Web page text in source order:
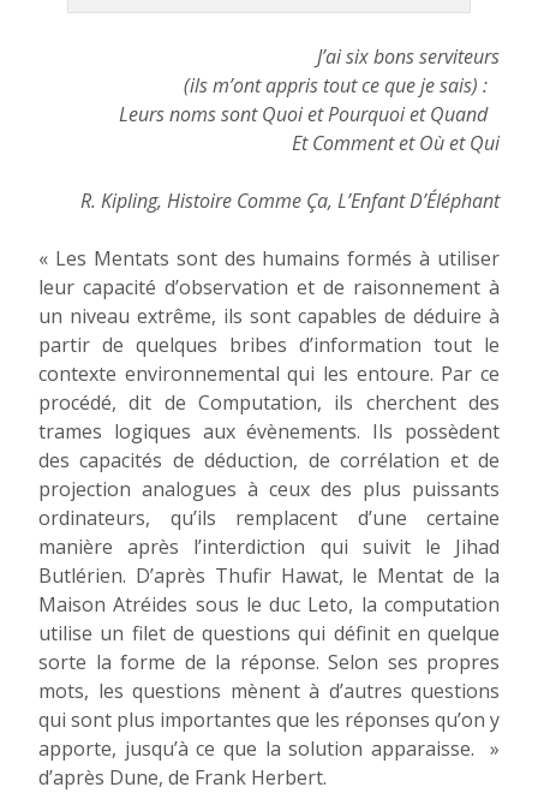
J’ai six bons serviteurs
(ils m’ont appris tout ce que je sais) :
Leurs noms sont Quoi et Pourquoi et Quand
Et Comment et Où et Qui
R. Kipling, Histoire Comme Ça, L’Enfant D’Éléphant
« Les Mentats sont des humains formés à utiliser
leur capacité d’observation et de raisonnement à
un niveau extrême, ils sont capables de déduire à
partir de quelques bribes d’information tout le
contexte environnemental qui les entoure. Par ce
procédé, dit de Computation, ils cherchent des
trames logiques aux évènements. Ils possèdent
des capacités de déduction, de corrélation et de
projection analogues à ceux des plus puissants
ordinateurs, qu’ils remplacent d’une certaine
manière après l’interdiction qui suivit le Jihad
Butlérien. D’après Thufir Hawat, le Mentat de la
Maison Atréides sous le duc Leto, la computation
utilise un filet de questions qui définit en quelque
sorte la forme de la réponse. Selon ses propres
mots, les questions mènent à d’autres questions
qui sont plus importantes que les réponses qu’on y
apporte, jusqu’à ce que la solution apparaisse. »
d’après Dune, de Frank Herbert.